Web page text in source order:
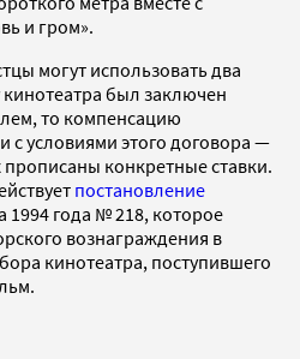
и гром».
могут использовать два
был заключен
то компенсацию
с условиями этого договора —
конкретные ставки.
постановление
1994 года № 218, которое
вознаграждения в
кинотеатра, поступившего